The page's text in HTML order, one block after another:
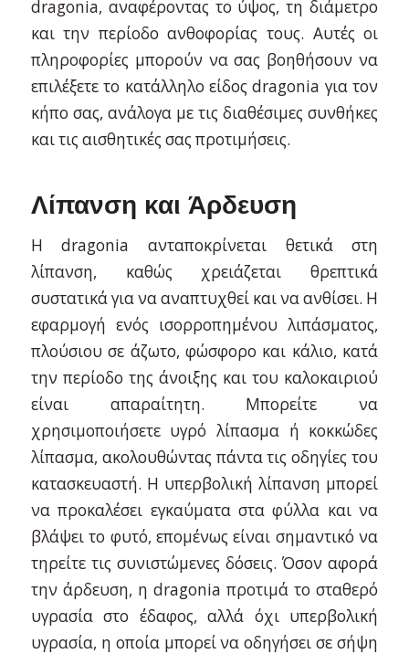
dragonia, αναφέροντας το ύψος, τη διάμετρο
και την περίοδο ανθοφορίας τους. Αυτές οι
πληροφορίες μπορούν να σας βοηθήσουν να
επιλέξετε το κατάλληλο είδος dragonia για τον
κήπο σας, ανάλογα με τις διαθέσιμες συνθήκες
και τις αισθητικές σας προτιμήσεις.
Λίπανση και Άρδευση
Η dragonia ανταποκρίνεται θετικά στη
λίπανση, καθώς χρειάζεται θρεπτικά
συστατικά για να αναπτυχθεί και να ανθίσει. Η
εφαρμογή ενός ισορροπημένου λιπάσματος,
πλούσιου σε άζωτο, φώσφορο και κάλιο, κατά
την περίοδο της άνοιξης και του καλοκαιριού
είναι απαραίτητη. Μπορείτε να
χρησιμοποιήσετε υγρό λίπασμα ή κοκκώδες
λίπασμα, ακολουθώντας πάντα τις οδηγίες του
κατασκευαστή. Η υπερβολική λίπανση μπορεί
να προκαλέσει εγκαύματα στα φύλλα και να
βλάψει το φυτό, επομένως είναι σημαντικό να
τηρείτε τις συνιστώμενες δόσεις. Όσον αφορά
την άρδευση, η dragonia προτιμά το σταθερό
υγρασία στο έδαφος, αλλά όχι υπερβολική
υγρασία, η οποία μπορεί να οδηγήσει σε σήψη